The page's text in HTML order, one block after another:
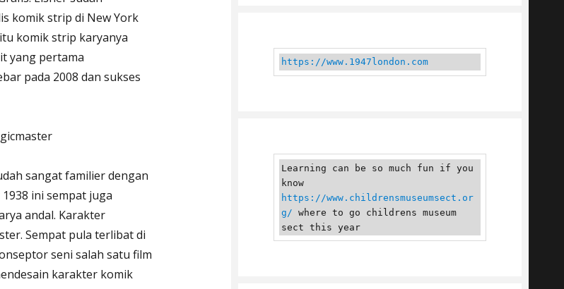
komik strip di New York
komik strip karyanya
yang pertama
pada 2008 dan sukses
sangat familier dengan
ini sempat juga
andal. Karakter
Sempat pula terlibat di
seni salah satu film
karakter komik
https://www.1947london.com
Learning can be so much fun if you
know
https://www.childrensmuseumsect.or
g/ where to go childrens museum
sect this year